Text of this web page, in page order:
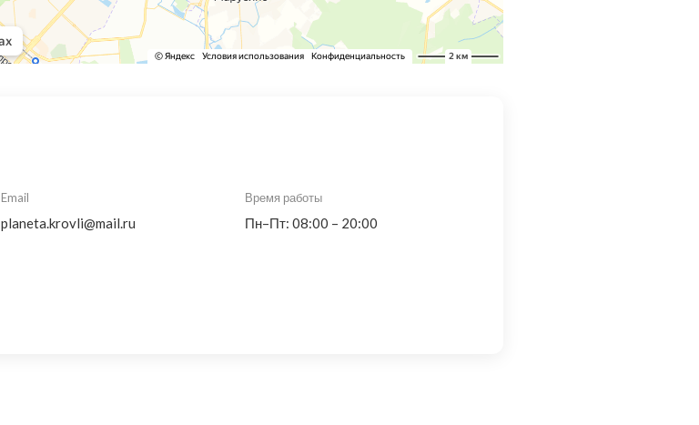
Email
planeta.krovli@mail.ru
Время работы
Пн–Пт: 08:00 – 20:00